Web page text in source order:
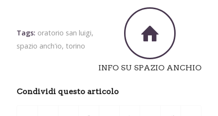
INFO SU SPAZIO ANCHIO
Tags: oratorio san luigi,
spazio anch'io, torino
Condividi questo articolo